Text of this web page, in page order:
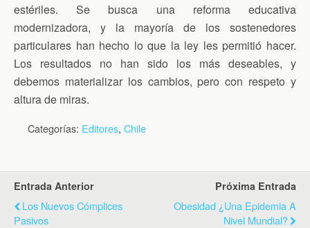
estériles. Se busca una reforma educativa
modernizadora, y la mayoría de los sostenedores
particulares han hecho lo que la ley les permitió hacer.
Los resultados no han sido los más deseables, y
debemos materializar los cambios, pero con respeto y
altura de miras.
Categorías: Editores, Chile
Entrada Anterior
Los Nuevos Cómplices
Pasivos
Próxima Entrada
Obesidad ¿Una Epidemia A
Nivel Mundial?